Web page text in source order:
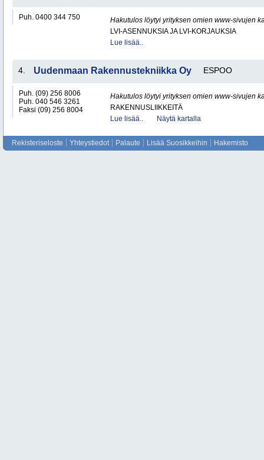
Puh. 0400 344 750
Hakutulos löytyi yrityksen omien www-sivujen
LVI-ASENNUKSIA JA LVI-KORJAUKSIA
Lue lisää..
4. Uudenmaan Rakennustekniikka Oy ESPOO
Puh. (09) 256 8006
Puh. 040 546 3261
Faksi (09) 256 8004
Hakutulos löytyi yrityksen omien www-sivujen
RAKENNUSLIIKKEITÄ
Lue lisää..
Näytä kartalla
Rekisteriseloste Yhteystiedot Palaute Lisää Suosikkeihin Hakemisto